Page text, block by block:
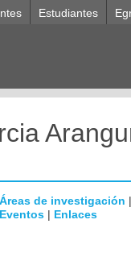
Estudiantes
Áreas de investigación |
Eventos | Enlaces